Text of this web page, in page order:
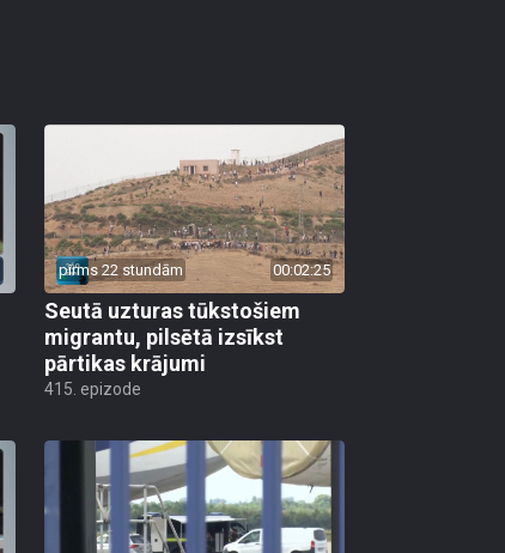
pirms 22 stundām 00:02:25
Seutā uzturas tūkstošiem
migrantu, pilsētā izsīkst
pārtikas krājumi
415. epizode